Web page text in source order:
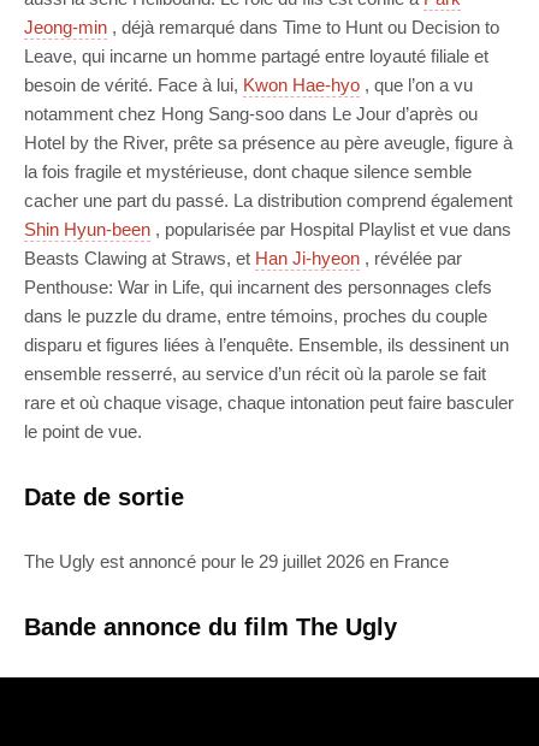
Jeong-min , déjà remarqué dans Time to Hunt ou Decision to
Leave, qui incarne un homme partagé entre loyauté filiale et
besoin de vérité. Face à lui, Kwon Hae-hyo , que l’on a vu
notamment chez Hong Sang-soo dans Le Jour d’après ou
Hotel by the River, prête sa présence au père aveugle, figure à
la fois fragile et mystérieuse, dont chaque silence semble
cacher une part du passé. La distribution comprend également
Shin Hyun-been , popularisée par Hospital Playlist et vue dans
Beasts Clawing at Straws, et Han Ji-hyeon , révélée par
Penthouse: War in Life, qui incarnent des personnages clefs
dans le puzzle du drame, entre témoins, proches du couple
disparu et figures liées à l’enquête. Ensemble, ils dessinent un
ensemble resserré, au service d’un récit où la parole se fait
rare et où chaque visage, chaque intonation peut faire basculer
le point de vue.
Date de sortie
The Ugly est annoncé pour le 29 juillet 2026 en France
Bande annonce du film The Ugly